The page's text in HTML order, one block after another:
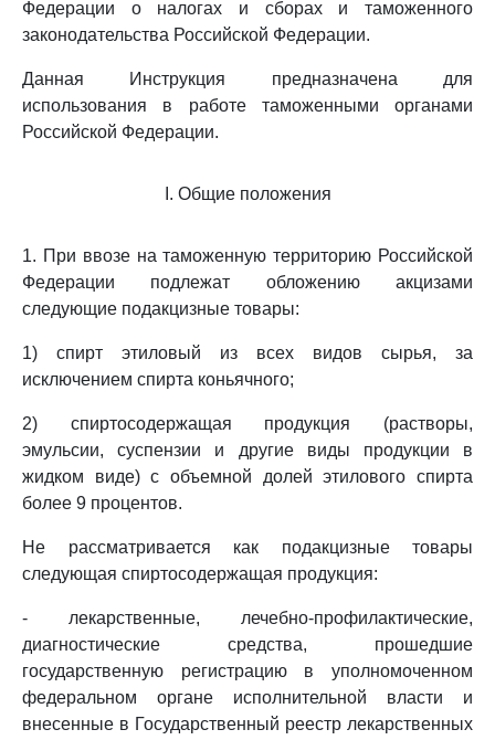
Федерации о налогах и сборах и таможенного
законодательства Российской Федерации.
Данная Инструкция предназначена для
использования в работе таможенными органами
Российской Федерации.
I. Общие положения
1. При ввозе на таможенную территорию Российской
Федерации подлежат обложению акцизами
следующие подакцизные товары:
1) спирт этиловый из всех видов сырья, за
исключением спирта коньячного;
2) спиртосодержащая продукция (растворы,
эмульсии, суспензии и другие виды продукции в
жидком виде) с объемной долей этилового спирта
более 9 процентов.
Не рассматривается как подакцизные товары
следующая спиртосодержащая продукция:
- лекарственные, лечебно-профилактические,
диагностические средства, прошедшие
государственную регистрацию в уполномоченном
федеральном органе исполнительной власти и
внесенные в Государственный реестр лекарственных